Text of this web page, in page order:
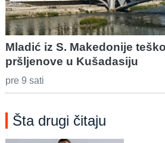
Mladić iz S. Makedonije
pršljenove u Kušadasiju
pre 9 sati
Šta drugi čitaju